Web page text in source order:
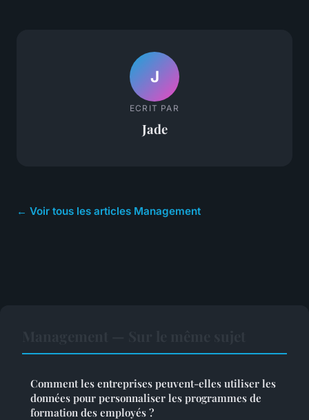
J
ECRIT PAR
Jade
← Voir tous les articles Management
Comment les entreprises peuvent-elles utiliser les
données pour personnaliser les programmes de
formation des employés ?